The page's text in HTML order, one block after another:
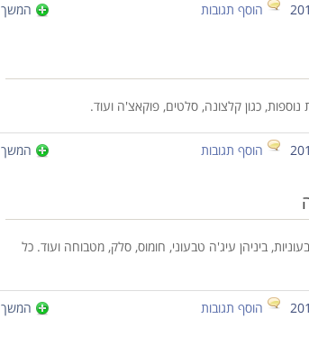
הוסף תגובות המשך
כגון קלצונה, סלטים, פוקאצ'ה ועוד.
הוסף תגובות המשך
ביניהן עיג'ה טבעוני, חומוס, סלק, מטבוחה ועוד. כל
הוסף תגובות המשך